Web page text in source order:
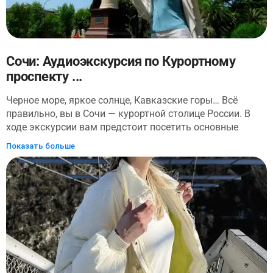
кошелек. Готовы почувствовать себя частью
масштабных исторических событий и проникнуться
энергетикой этого места? Тогда вам с нами!
Сочи: Аудиоэкскурсия по Курортному
проспекту ...
Черное море, яркое солнце, Кавказские горы… Всё
правильно, вы в Сочи — курортной столице России. В
ходе экскурсии вам предстоит посетить основные
достопримечательности, которые расположены вдоль
главной улицы Центрального Сочи. Во время прогулки
вы познакомитесь с историческим центром города,
посетите место, откуда начал свое развитие город-
курорт, будучи небольшим военным укреплением. Вы
увидите множество интересных локаций и послушаете
об их секретах. Прогуляетесь по Поцелуевскому скверу
и узнаете, откуда взялось такое романтичное название.
Посетите арт-галерею, где установлен знак,
обозначающий нулевой километр Сочи. Полюбуетесь
Показать больше